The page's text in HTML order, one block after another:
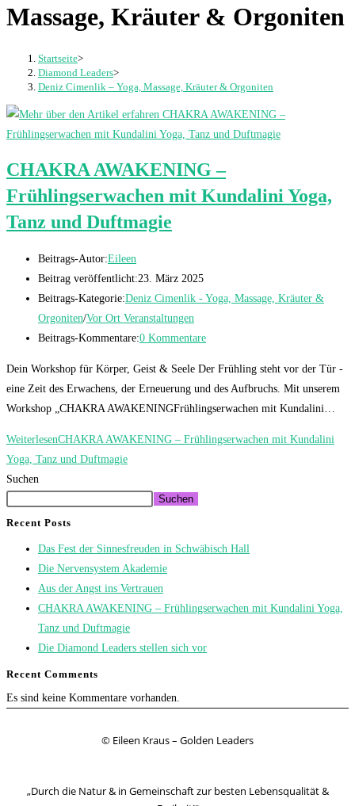
Massage, Kräuter & Orgoniten
Startseite>
Diamond Leaders>
Deniz Cimenlik – Yoga, Massage, Kräuter & Orgoniten
CHAKRA AWAKENING –
Frühlingserwachen mit Kundalini Yoga,
Tanz und Duftmagie
Beitrags-Autor:Eileen
Beitrag veröffentlicht:23. März 2025
Beitrags-Kategorie:Deniz Cimenlik - Yoga, Massage, Kräuter &
Orgoniten/Vor Ort Veranstaltungen
Beitrags-Kommentare:0 Kommentare
Dein Workshop für Körper, Geist & Seele Der Frühling steht vor der Tür -
eine Zeit des Erwachens, der Erneuerung und des Aufbruchs. Mit unserem
Workshop „CHAKRA AWAKENINGFrühlingserwachen mit Kundalini…
WeiterlesenCHAKRA AWAKENING – Frühlingserwachen mit Kundalini
Yoga, Tanz und Duftmagie
Suchen
Suchen
Recent Posts
Das Fest der Sinnesfreuden in Schwäbisch Hall
Die Nervensystem Akademie
Aus der Angst ins Vertrauen
CHAKRA AWAKENING – Frühlingserwachen mit Kundalini Yoga,
Tanz und Duftmagie
Die Diamond Leaders stellen sich vor
Recent Comments
Es sind keine Kommentare vorhanden.
© Eileen Kraus – Golden Leaders
„Durch die Natur & in Gemeinschaft zur besten Lebensqualität &